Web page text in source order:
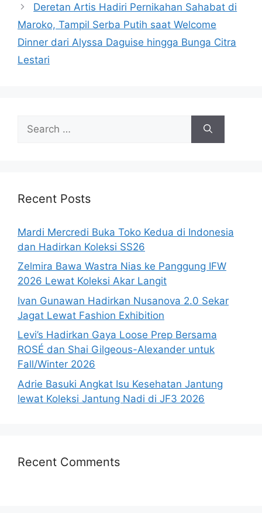
Deretan Artis Hadiri Pernikahan Sahabat di
Maroko, Tampil Serba Putih saat Welcome
Dinner dari Alyssa Daguise hingga Bunga Citra
Lestari
for:
Recent Posts
Mardi Mercredi Buka Toko Kedua di Indonesia
dan Hadirkan Koleksi SS26
Zelmira Bawa Wastra Nias ke Panggung IFW
2026 Lewat Koleksi Akar Langit
Ivan Gunawan Hadirkan Nusanova 2.0 Sekar
Jagat Lewat Fashion Exhibition
Levi’s Hadirkan Gaya Loose Prep Bersama
ROSÉ dan Shai Gilgeous-Alexander untuk
Fall/Winter 2026
Adrie Basuki Angkat Isu Kesehatan Jantung
lewat Koleksi Jantung Nadi di JF3 2026
Recent Comments